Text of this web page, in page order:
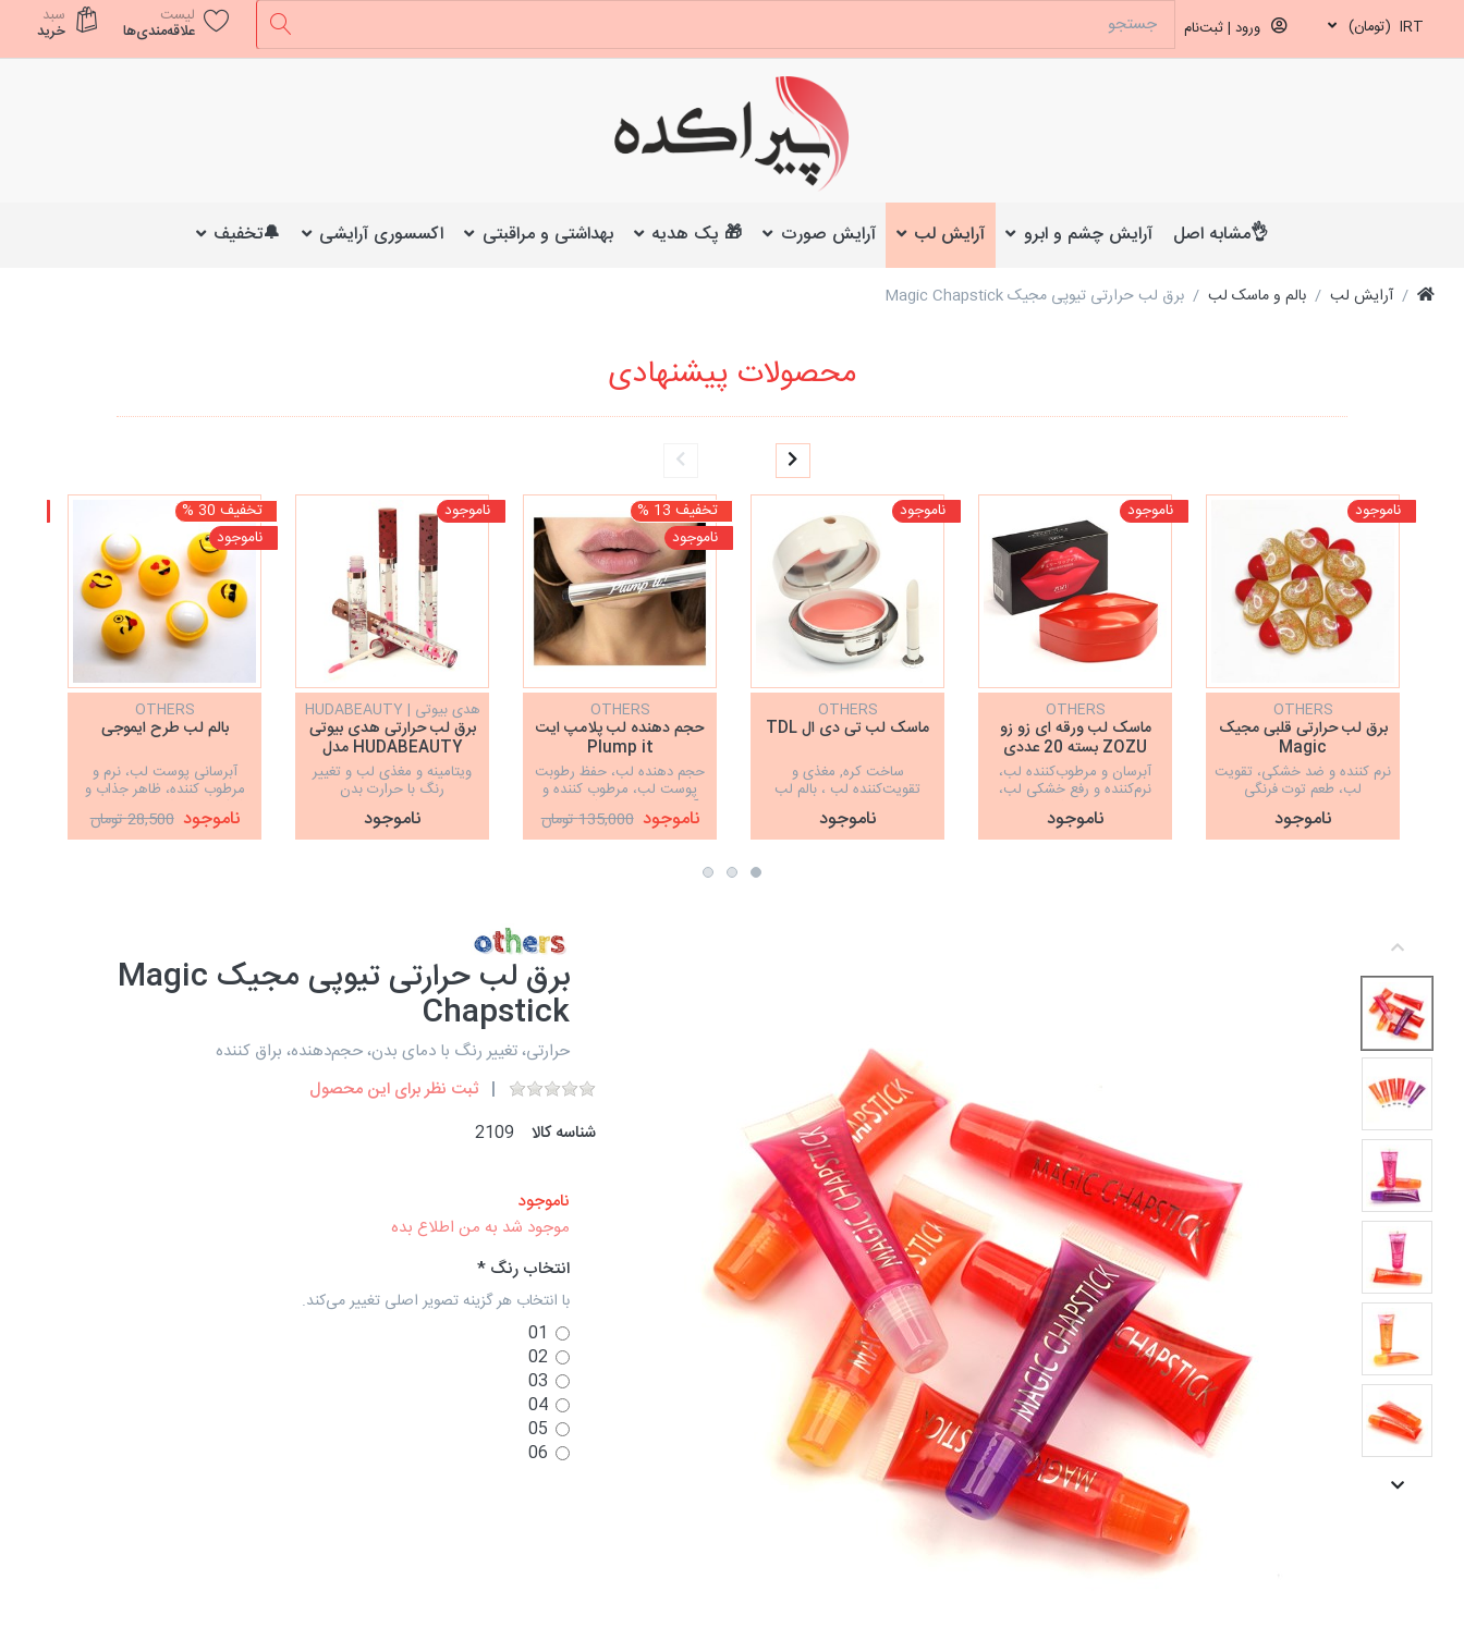
IRT (تومان) ورود | ثبت‌نام
لیست
علاقه‌مندی‌ها
سبد
خرید
👌مشابه اصل آرایش چشم و ابرو آرایش لب آرایش صورت 🎁 پک هدیه بهداشتی و مراقبتی اکسسوری آرایشی 🔔تخفیف
آرایش لب بالم و ماسک لب برق لب حرارتی تیوپی مجیک Magic Chapstick
محصولات پیشنهادی
ناموجود
OTHERS
برق لب حرارتی قلبی مجیک
Magic
نرم کننده و ضد خشکی، تقویت
لب، طعم توت فرنگی
ناموجود
ناموجود
OTHERS
ماسک لب ورقه ای زو زو
ZOZU بسته 20 عددی
آبرسان و مرطوب‌کننده لب،
نرم‌کننده و رفع خشکی لب،
ساخت کره
ناموجود
ناموجود
OTHERS
ماسک لب تی دی ال TDL
ساخت کره, مغذی و
تقویت‌کننده لب ، بالم لب
ناموجود
تخفیف 13 %
ناموجود
OTHERS
حجم دهنده لب پلامپ ایت
Plump it
حجم دهنده لب، حفظ رطوبت
پوست لب، مرطوب کننده و
آبرسان، دارای اپلیکاتور برای
استفاده آسانناموجود 135,000 تومان
ناموجود
هدی بیوتی | HUDABEAUTY
برق لب حرارتی هدی بیوتی
HUDABEAUTY مدل
NUDE
ویتامینه و مغذی لب و تغییر
رنگ با حرارت بدن
ناموجود
تخفیف 30 %
ناموجود
OTHERS
بالم لب طرح ایموجی
آبرسانی پوست لب، نرم و
مرطوب کننده، ظاهر جذاب و
شیک، رفع ترک و پوسته لب،
جلوگیری از خشکی لب
ناموجود 28,500 تومان
برق لب حرارتی تیوپی مجیک Magic
Chapstick
حرارتی، تغییر رنگ با دمای بدن، حجم‌دهنده، براق کننده
ثبت نظر برای این محصول
شناسه کالا
2109
ناموجود
موجود شد به من اطلاع بده
انتخاب رنگ
با انتخاب هر گزینه تصویر اصلی تغییر می‌کند.
01
02
03
04
05
06